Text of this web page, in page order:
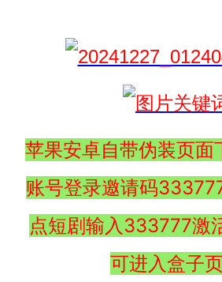
苹果安卓自带伪装页面
账号登录邀请码
点短剧输入333777激
可进入盒子